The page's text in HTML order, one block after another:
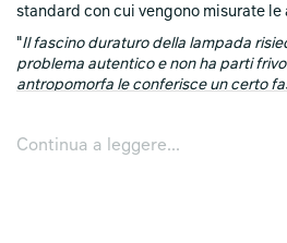
standard con cui vengono misurate le
"Il fascino duraturo della lampada
problema autentico e non ha parti
antropomorfa le conferisce un certo
Simon Terry, direttore creativo e
Continua a leggere...